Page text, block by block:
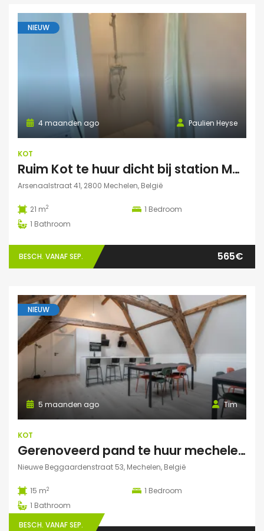
NIEUW
Paulien Heyse
4 maanden ago
KOT
Ruim Kot te huur dicht bij station Mechelen
Arsenaalstraat 41, 2800 Mechelen, België
21 m2 1 Bedroom
1 Bathroom
BESCH. VANAF SEP. 565€
NIEUW
Tim
5 maanden ago
KOT
Gerenoveerd pand te huur mechelen Nieuwe Beggaardenstr
Nieuwe Beggaardenstraat 53, Mechelen, België
15 m2 1 Bedroom
1 Bathroom
BESCH. VANAF SEP.